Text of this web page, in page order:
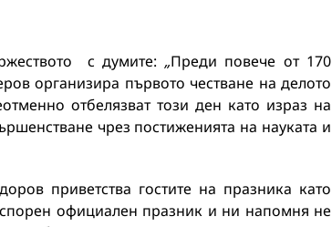
с думите: „Преди повече от 170
организира първото честване на делото
отбелязват този ден като израз на
чрез постиженията на науката и
приветства гостите на празника като
официален празник и ни напомня не